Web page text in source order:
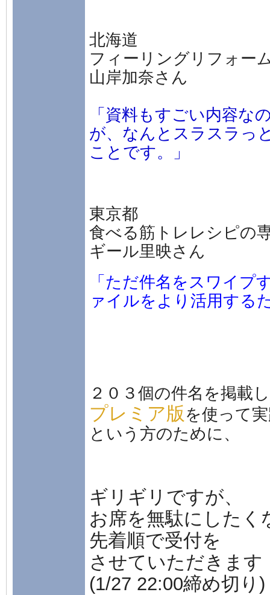
北海道
フィーリングリフォー
山岸加奈さん
「資料もすごい内容な
が、なんとスラスラっ
ことです。」
東京都
食べる筋トレレシピの
ギール里映さん
「ただ件名をスワイプ
ァイルをより活用する
２０３個の件名を掲載
プレミア版 を使って
という方のために、
ギリギリですが、
お席を無駄にしたく
先着順で受付を
させていただきます
(1/27 22:00締め切り)